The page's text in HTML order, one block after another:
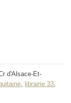
d'Alsace-Et-
, librairie 33,